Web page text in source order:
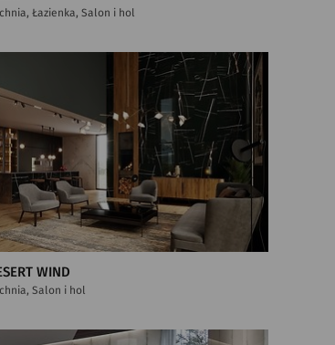
Łazienka, Salon i hol
WIND
Salon i hol